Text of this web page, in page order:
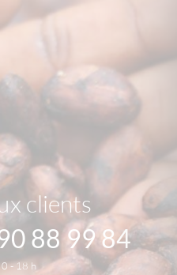
clients
88 99 84
- 18 h